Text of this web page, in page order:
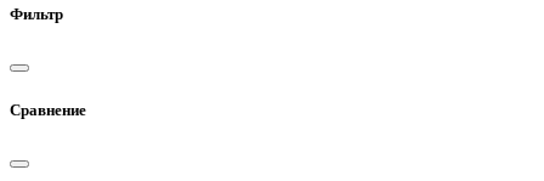
Фильтр
Сравнение